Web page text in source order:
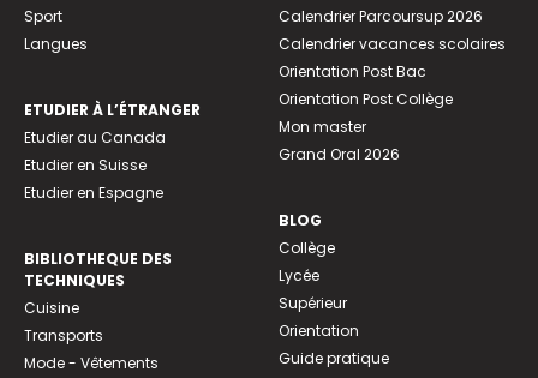
Sport
Langues
ETUDIER À L’ÉTRANGER
Etudier au Canada
Etudier en Suisse
Etudier en Espagne
BIBLIOTHEQUE DES
TECHNIQUES
Cuisine
Transports
Mode - Vêtements
Calendrier Parcoursup 2026
Calendrier vacances scolaires
Orientation Post Bac
Orientation Post Collège
Mon master
Grand Oral 2026
BLOG
Collège
Lycée
Supérieur
Orientation
Guide pratique